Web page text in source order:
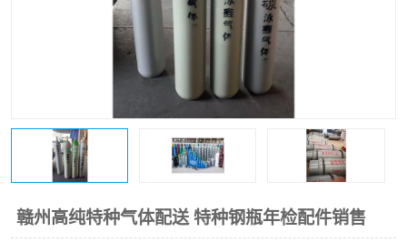
赣州高纯特种气体配送 特种钢瓶年检配件销售